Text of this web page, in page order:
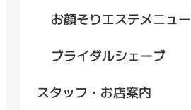
お顔そりエステメニュー
ブライダルシェーブ
スタッフ・お店案内